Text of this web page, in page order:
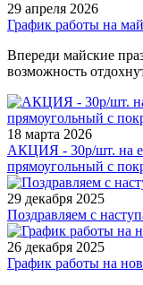
29 апреля 2026
График работы на
Впереди майские
возможность
18 марта 2026
АКЦИЯ - 30р/шт. на
прямоугольный с
29 декабря 2025
Поздравляем с
26 декабря 2025
График работы на